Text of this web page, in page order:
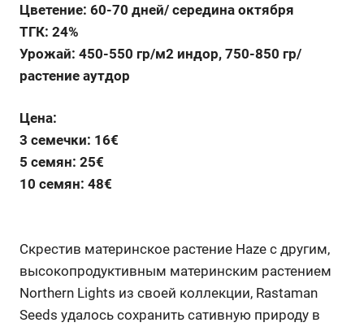
Цветение: 60-70 дней/ середина октября
ТГК: 24%
Урожай: 450-550 гр/м2 индор, 750-850 гр/
растение аутдор
Цена:
3 семечки: 16€
5 семян: 25€
10 семян: 48€
Скрестив материнское растение Haze с другим,
высокопродуктивным материнским растением
Northern Lights из своей коллекции, Rastaman
Seeds удалось сохранить сативную природу в